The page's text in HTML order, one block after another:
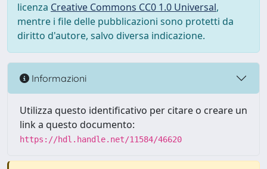
licenza Creative Commons CC0 1.0 Universal,
mentre i file delle pubblicazioni sono protetti da
diritto d'autore, salvo diversa indicazione.
Informazioni
Utilizza questo identificativo per citare o creare un
link a questo documento:
https://hdl.handle.net/11584/46620